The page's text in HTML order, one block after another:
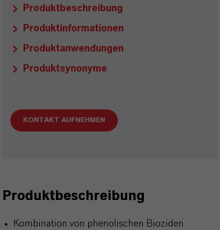
Produktbeschreibung
Produktinformationen
Produktanwendungen
Produktsynonyme
KONTAKT AUFNEHMEN
Produktbeschreibung
Kombination von phenolischen Bioziden